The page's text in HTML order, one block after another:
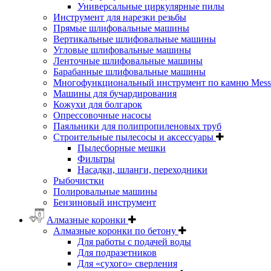
Универсальные циркулярные пилы
Инструмент для нарезки резьбы
Прямые шлифовальные машины
Вертикальные шлифовальные машины
Угловые шлифовальные машины
Ленточные шлифовальные машины
Барабанные шлифовальные машины
Многофункциональный инструмент по камню
Машины для бучардирования
Кожухи для болгарок
Опрессовочные насосы
Паяльники для полипропиленовых труб
Строительные пылесосы и аксессуары
Пылесборные мешки
Фильтры
Насадки, шланги, переходники
Рыбочистки
Полировальные машины
Бензиновый инструмент
Алмазные коронки
Алмазные коронки по бетону
Для работы с подачей воды
Для подразетников
Для «сухого» сверления